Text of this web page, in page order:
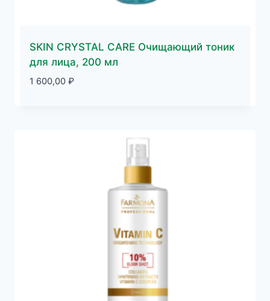
SKIN CRYSTAL CARE Очищающий тоник
для лица, 200 мл
1 600,00 ₽